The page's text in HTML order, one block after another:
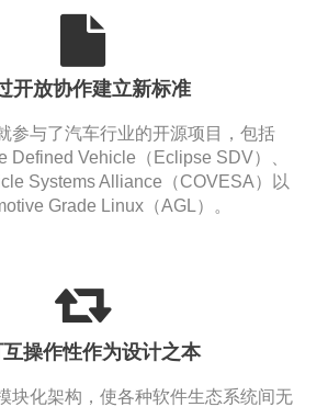
开放协作建立新标准
参与了汽车行业的开源项目，包括
Defined Vehicle（Eclipse SDV）、
Systems Alliance（COVESA）以
Grade Linux（AGL）。
操作性作为设计之本
块化架构，使各种软件生态系统间无